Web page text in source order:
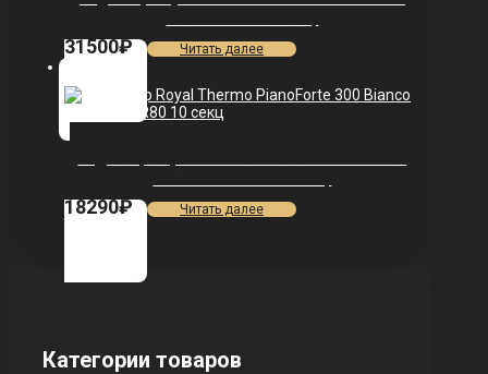
31500₽ Читать далее
18290₽ Читать далее
Категории товаров